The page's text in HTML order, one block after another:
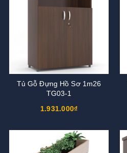
Tủ Gỗ Đựng Hồ Sơ 1m26
TG03-1
1.931.000₫